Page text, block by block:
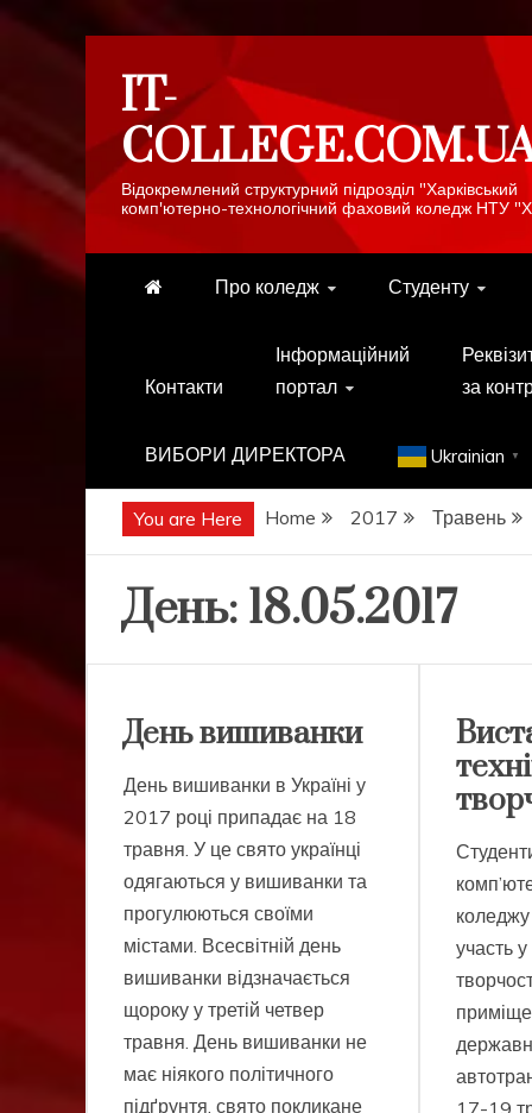
contentIT-
Відокремлений структурний підрозділ "Харківський
комп'ютерно-технологічний фаховий коледж НТУ
Про коледж Студенту
Контакти
Інформаційний
портал
за
ВИБОРИ ДИРЕКТОРА Ukrainian ▼
You are Here Home 2017 Травень
День: 18.05.2017
День вишиванки
День вишиванки в Україні у
2017 році припадає на 18
травня. У це свято українці
одягаються у вишиванки та
прогулюються своїми
містами. Всесвітній день
вишиванки відзначається
щороку у третій четвер
травня. День вишиванки не
має ніякого політичного
підґрунтя, свято покликане
участь у